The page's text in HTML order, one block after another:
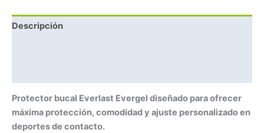
Descripción
Protector bucal Everlast Evergel diseñado para ofrecer
máxima protección, comodidad y ajuste personalizado en
deportes de contacto.